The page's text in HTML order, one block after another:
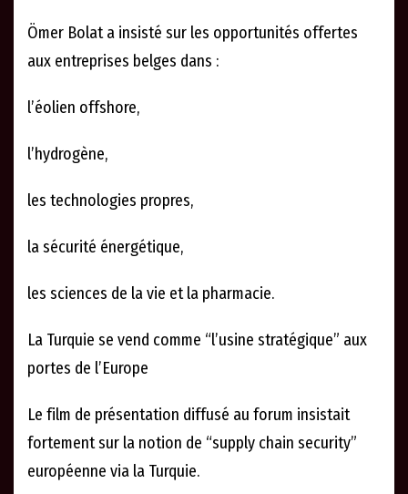
Ömer Bolat a insisté sur les opportunités offertes
aux entreprises belges dans :
l’éolien offshore,
l’hydrogène,
les technologies propres,
la sécurité énergétique,
les sciences de la vie et la pharmacie.
La Turquie se vend comme “l’usine stratégique” aux
portes de l’Europe
Le film de présentation diffusé au forum insistait
fortement sur la notion de “supply chain security”
européenne via la Turquie.